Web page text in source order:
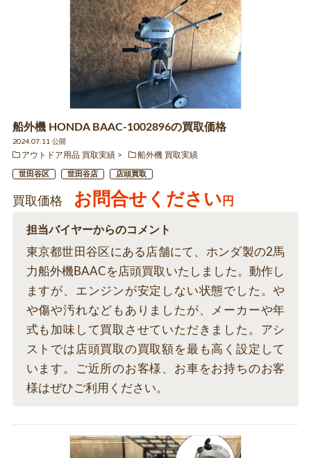
船外機 HONDA BAAC‐1002896の買取価格
2024.07.11 公開
アウトドア用品 買取実績
船外機 買取実績
世田谷区 世田谷店 店頭買取
買取価格 お問合せください 円
担当バイヤーからのコメント
東京都世田谷区にある店舗にて、ホンダ製の2馬
力船外機BAACを店頭買取いたしました。動作し
ますが、エンジンが安定しない状態でした。や
や傷や汚れなどもありましたが、メーカーや年
式も加味して買取させていただきました。アシ
ストでは店頭買取の買取額を最も高く設定して
います。ご近所のお客様、お車をお持ちのお客
様はぜひご利用ください。